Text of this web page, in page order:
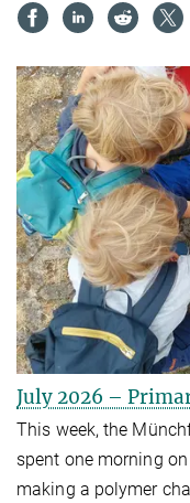
July 2026 –
This week, the
spent one morning
making a polymer